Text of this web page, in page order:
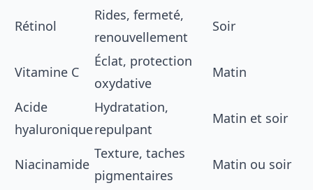
Rétinol
Rides, fermeté,
renouvellement
Soir
Vitamine C
Éclat, protection
oxydative
Matin
Acide
hyaluronique
Hydratation,
repulpant
Matin et soir
Niacinamide
Texture, taches
pigmentaires
Matin ou soir